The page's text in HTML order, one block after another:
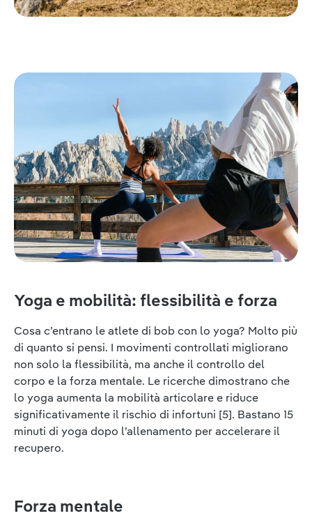
Yoga e mobilità: flessibilità e forza
Cosa c’entrano le atlete di bob con lo yoga? Molto più
di quanto si pensi. I movimenti controllati migliorano
non solo la flessibilità, ma anche il controllo del
corpo e la forza mentale. Le ricerche dimostrano che
lo yoga aumenta la mobilità articolare e riduce
significativamente il rischio di infortuni [5]. Bastano 15
minuti di yoga dopo l’allenamento per accelerare il
recupero.
Forza mentale